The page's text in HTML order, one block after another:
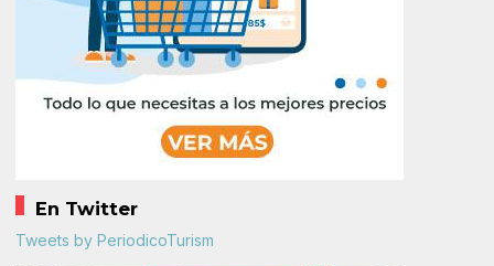
En Twitter
Tweets by PeriodicoTurism